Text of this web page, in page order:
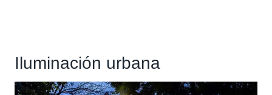
Iluminación urbana